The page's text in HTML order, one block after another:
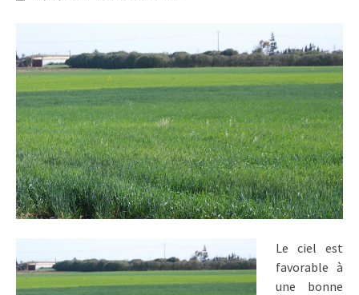
Le ciel est
favorable à
une bonne